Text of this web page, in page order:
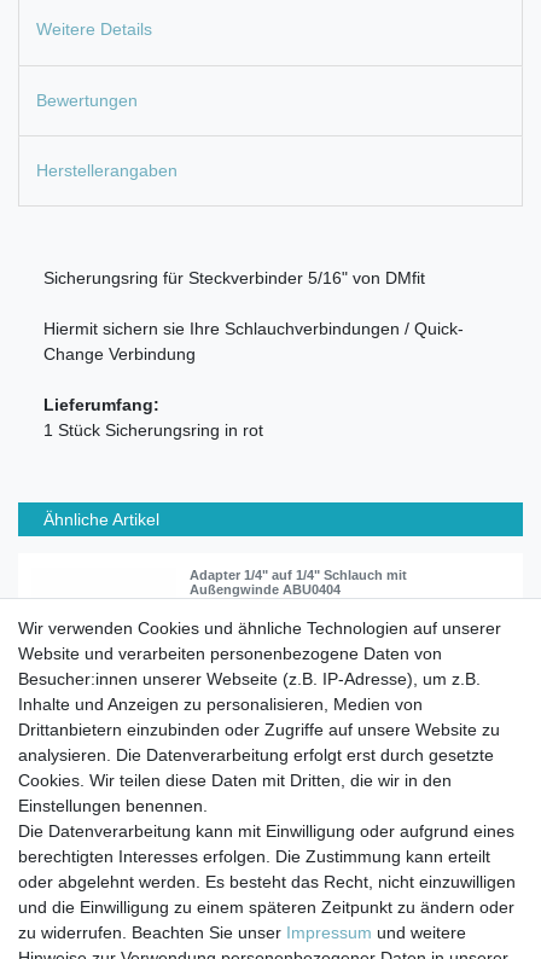
Weitere Details
Bewertungen
Herstellerangaben
Sicherungsring für Steckverbinder 5/16" von DMfit
Hiermit sichern sie Ihre Schlauchverbindungen / Quick-
Change Verbindung
Lieferumfang:
1 Stück Sicherungsring in rot
Ähnliche Artikel
Adapter 1/4" auf 1/4" Schlauch mit
Außengwinde ABU0404
3,50 € *
In den Warenkorb
*inkl. ges. MwSt.zzgl. Versandkosten
Impressum Daten­schutz­erklärung AGB
Barrierefreiheitserklärung Widerrufs­recht
Wir verwenden Cookies und ähnliche Technologien auf unserer
Website und verarbeiten personenbezogene Daten von
Besucher:innen unserer Webseite (z.B. IP-Adresse), um z.B.
Inhalte und Anzeigen zu personalisieren, Medien von
Drittanbietern einzubinden oder Zugriffe auf unsere Website zu
analysieren. Die Datenverarbeitung erfolgt erst durch gesetzte
Cookies. Wir teilen diese Daten mit Dritten, die wir in den
Einstellungen benennen.
Die Datenverarbeitung kann mit Einwilligung oder aufgrund eines
berechtigten Interesses erfolgen. Die Zustimmung kann erteilt
oder abgelehnt werden. Es besteht das Recht, nicht einzuwilligen
und die Einwilligung zu einem späteren Zeitpunkt zu ändern oder
zu widerrufen. Beachten Sie unser Impressum und weitere